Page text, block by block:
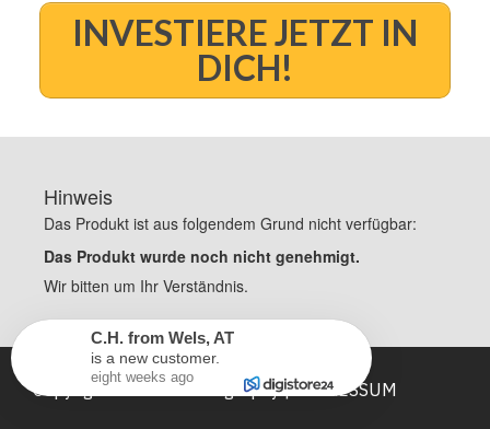
INVESTIERE JETZT IN
DICH!
Copyright FORMA Photography |IMPRESSUM
C.H. from Wels,AT
is a new customer.
eight weeks ago